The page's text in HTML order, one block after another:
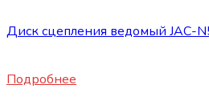
Диск сцепления ведомый JAC-
Подробнее